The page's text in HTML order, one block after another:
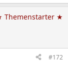
Themenstarter ★
#172